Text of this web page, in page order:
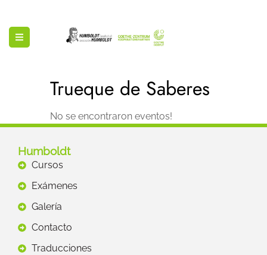
Trueque de Saberes
No se encontraron eventos!
Humboldt
Cursos
Exámenes
Galería
Contacto
Traducciones